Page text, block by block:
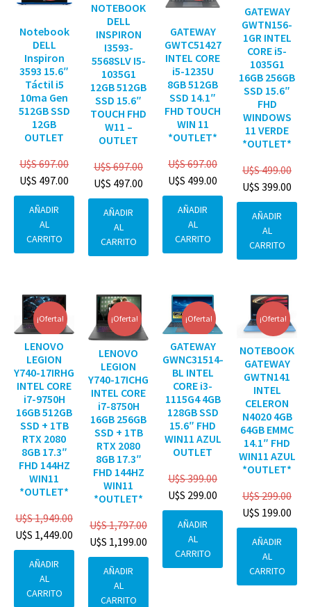
Notebook
DELL
Inspiron
3593 15.6″
Táctil i5
10ma Gen
512GB SSD
12GB
OUTLET
U$S697.00
U$S 497.00
AÑADIR
AL
CARRITO
NOTEBOOK
DELL
INSPIRON
I3593-
5568SLV I5-
1035G1
12GB 512GB
SSD 15.6″
TOUCH FHD
W11 –
OUTLET
U$S697.00
U$S 497.00
AÑADIR
AL
CARRITO
GATEWAY
GWTC51427
INTEL CORE
i5-1235U
8GB 512GB
SSD 14.1″
FHD TOUCH
WIN 11
*OUTLET*
U$S697.00
U$S 499.00
AÑADIR
AL
CARRITO
GATEWAY
GWTN156-
1GR INTEL
CORE i5-
1035G1
16GB 256GB
SSD 15.6″
FHD
WINDOWS
11 VERDE
*OUTLET*
U$S499.00
U$S 399.00
AÑADIR
AL
CARRITO
¡Oferta!
LENOVO
LEGION
Y740-17IRHG
INTEL CORE
i7-9750H
16GB 512GB
SSD + 1TB
RTX 2080
8GB 17.3″
FHD 144HZ
WIN11
*OUTLET*
U$S1,949.00
U$S 1,449.00
AÑADIR
AL
CARRITO
¡Oferta!
LENOVO
LEGION
Y740-17ICHG
INTEL CORE
i7-8750H
16GB 256GB
SSD + 1TB
RTX 2080
8GB 17.3″
FHD 144HZ
WIN11
*OUTLET*
U$S1,797.00
U$S 1,199.00
AÑADIR
AL
CARRITO
¡Oferta!
GATEWAY
GWNC31514-
BL INTEL
CORE i3-
1115G4 4GB
128GB SSD
15.6″ FHD
WIN11 AZUL
OUTLET
U$S399.00
U$S 299.00
AÑADIR
AL
CARRITO
¡Oferta!
NOTEBOOK
GATEWAY
GWTN141
INTEL
CELERON
N4020 4GB
64GB EMMC
14.1″ FHD
WIN11 AZUL
*OUTLET*
U$S299.00
U$S 199.00
AÑADIR
AL
CARRITO